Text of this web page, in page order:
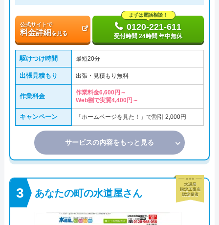
公式サイトで
料金詳細を見る
まずは電話相談！
0120-221-611
受付時間 24時間 年中無休
駆けつけ時間 最短20分
出張見積もり 出張・見積もり無料
作業料金
作業料金6,600円～
Web割で実質4,400円～
キャンペーン 「ホームページを見た！」で割引 2,000円
サービスの内容をもっと見る
あなたの町の水道屋さん